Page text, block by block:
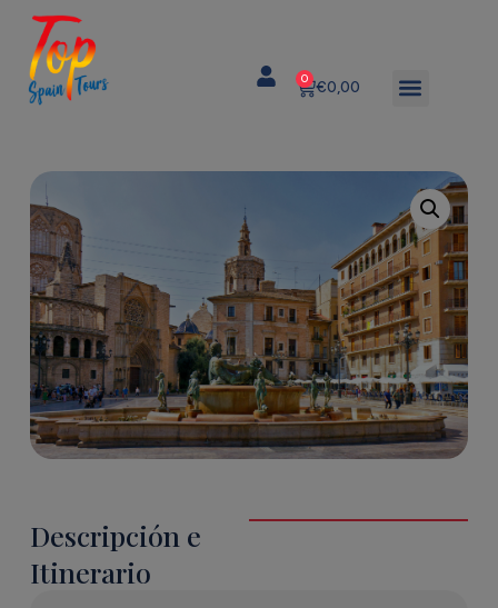
€0,00
0
Descripción e
Itinerario